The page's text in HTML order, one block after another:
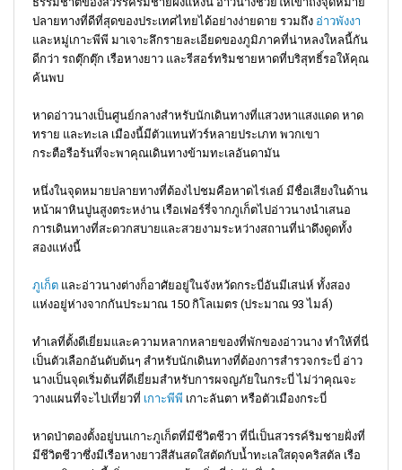
ปลายทางที่ดีที่สุดของประเทศไทยได้อย่างง่ายดาย รวมถึง อ่าวพังงา
และหมู่เกาะพีพี มาเจาะลึกรายละเอียดของภูมิภาคที่น่าหลงใหลนี้กัน
ดีกว่า รถตุ๊กตุ๊ก เรือหางยาว และรีสอร์ทริมชายหาดที่บริสุทธิ์รอให้คุณ
ค้นพบ
หาดอ่าวนางเป็นศูนย์กลางสำหรับนักเดินทางที่แสวงหาแสงแดด หาด
ทราย และทะเล เมืองนี้มีตัวแทนทัวร์หลายประเภท พวกเขา
กระตือรือร้นที่จะพาคุณเดินทางข้ามทะเลอันดามัน
หนึ่งในจุดหมายปลายทางที่ต้องไปชมคือหาดไร่เลย์ มีชื่อเสียงในด้าน
หน้าผาหินปูนสูงตระหง่าน เรือเฟอร์รี่จากภูเก็ตไปอ่าวนางนำเสนอ
การเดินทางที่สะดวกสบายและสวยงามระหว่างสถานที่น่าดึงดูดทั้ง
สองแห่งนี้
ภูเก็ต และอ่าวนางต่างก็อาศัยอยู่ในจังหวัดกระบี่อันมีเสน่ห์ ทั้งสอง
แห่งอยู่ห่างจากกันประมาณ 150 กิโลเมตร (ประมาณ 93 ไมล์)
ทำเลที่ตั้งดีเยี่ยมและความหลากหลายของที่พักของอ่าวนาง ทำให้ที่นี่
เป็นตัวเลือกอันดับต้นๆ สำหรับนักเดินทางที่ต้องการสำรวจกระบี่ อ่าว
นางเป็นจุดเริ่มต้นที่ดีเยี่ยมสำหรับการผจญภัยในกระบี่ ไม่ว่าคุณจะ
วางแผนที่จะไปเที่ยวที่ เกาะพีพี เกาะลันตา หรือตัวเมืองกระบี่
หาดป่าตองตั้งอยู่บนเกาะภูเก็ตที่มีชีวิตชีวา ที่นี่เป็นสวรรค์ริมชายฝั่งที่
มีชีวิตชีวาซึ่งมีเรือหางยาวสีสันสดใสตัดกับน้ำทะเลใสดุจคริสตัล เรือ